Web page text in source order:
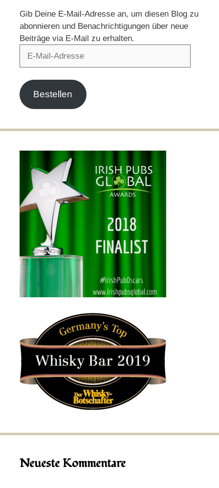
Gib Deine E-Mail-Adresse an, um diesen Blog zu
abonnieren und Benachrichtigungen über neue
Beiträge via E-Mail zu erhalten.
Bestellen
Neueste Kommentare